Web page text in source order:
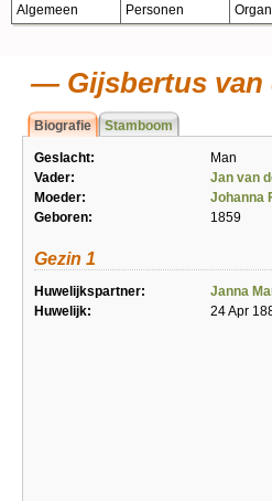
Algemeen Personen
Gijsbertus van
Biografie Stamboom
Geslacht:
Man
Vader:
Jan van
Moeder:
Johanna
Geboren:
1859
Gezin 1
Huwelijkspartner: Janna
Huwelijk:
24 Apr